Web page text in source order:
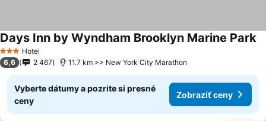
3 Počet hviezdičiek
Hotel
Days Inn by Wyndham Brooklyn Marine Park
6,6 2 467 11.7 km >> New York City Marathon
Vyberte dátumy a pozrite si presné
ceny
Zobraziť ceny